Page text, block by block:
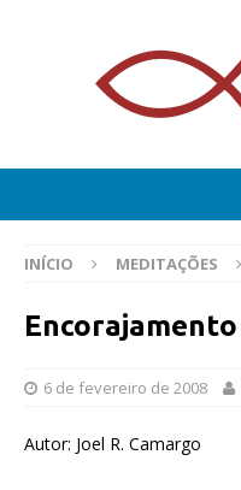
INÍCIO MEDITAÇÕES
Encorajamento
6 de fevereiro de 2008
Autor: Joel R. Camargo